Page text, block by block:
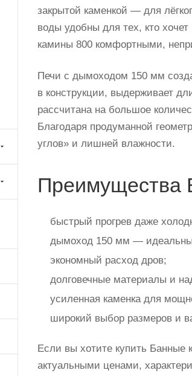
закрытой каменкой — для
воды удобны для тех, кто
камины 800 комфортными,
Печи с дымоходом 150 мм
в конструкции, выдерживает
рассчитана на большое
Благодаря продуманной
углов» и лишней влажности.
Преимущества
быстрый прогрев даже
дымоход 150 мм —
экономный расход дров;
долговечные материалы и
усиленная каменка для
широкий выбор размеров и
Если вы хотите купить
актуальными ценами,